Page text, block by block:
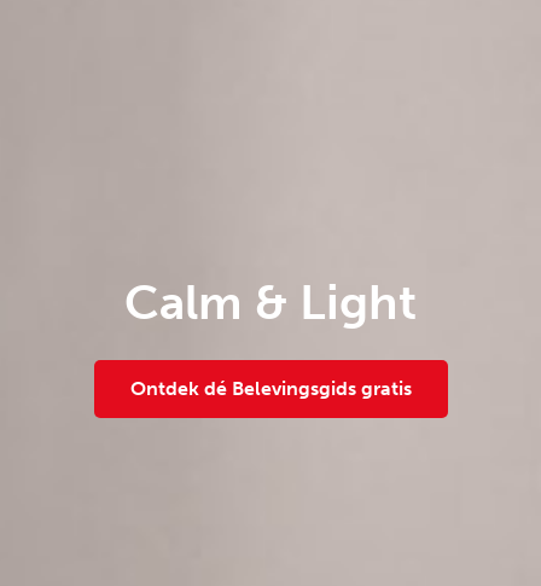
Calm & Light
Ontdek dé Belevingsgids gratis